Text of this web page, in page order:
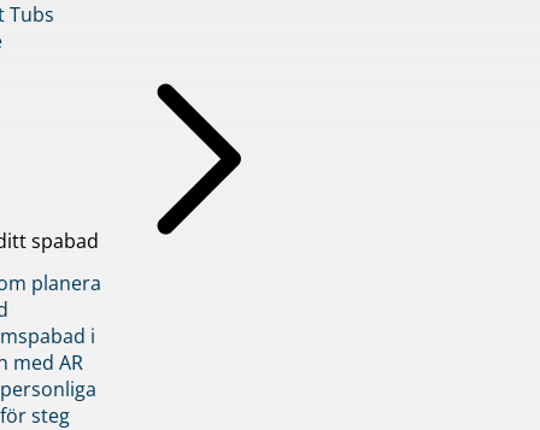
Tubs
spabad
planera
i
med AR
steg